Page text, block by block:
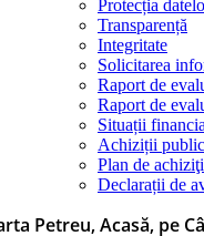
Protecția
Transparență
Integritate
Solicitarea
Raport de
Raport de
Situații
Achiziții
Plan de
Declarații de
Petreu, Acasă, pe